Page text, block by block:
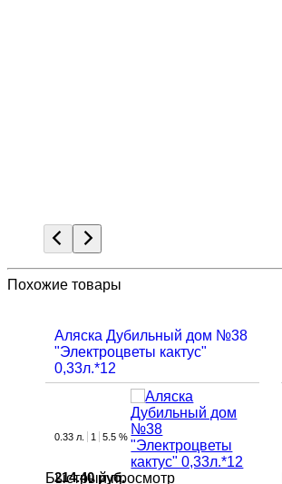
Похожие товары
Аляска Дубильный дом №38
"Электроцветы кактус"
0,33л.*12
Быстрый просмотр
0.33 л. 1 5.5 %
214.40 руб.